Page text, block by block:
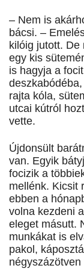
– Nem is
bácsi. –
kilóig jutott.
egy kis
is hagyja a
rajta kóla,
utcai kútról
vette.
Újdonsült
van. Egyik
focizik a
mellénk. Kicsit
ebben a
volna kezdeni
eleget másutt.
munkákat is
pakol,
négyszázötven